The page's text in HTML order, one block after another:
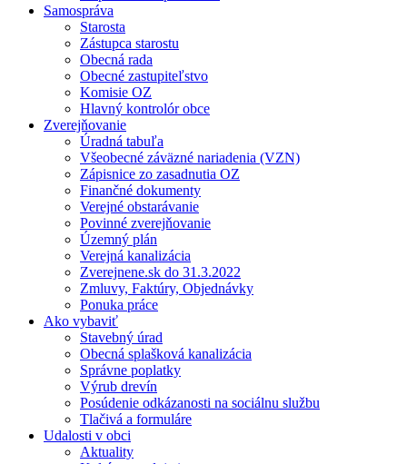
Samospráva
Starosta
Zástupca starostu
Obecná rada
Obecné zastupiteľstvo
Komisie OZ
Hlavný kontrolór obce
Zverejňovanie
Úradná tabuľa
Všeobecné záväzné nariadenia (VZN)
Zápisnice zo zasadnutia OZ
Finančné dokumenty
Verejné obstarávanie
Povinné zverejňovanie
Územný plán
Verejná kanalizácia
Zverejnene.sk do 31.3.2022
Zmluvy, Faktúry, Objednávky
Ponuka práce
Ako vybaviť
Stavebný úrad
Obecná splašková kanalizácia
Správne poplatky
Výrub drevín
Posúdenie odkázanosti na sociálnu službu
Tlačivá a formuláre
Udalosti v obci
Aktuality